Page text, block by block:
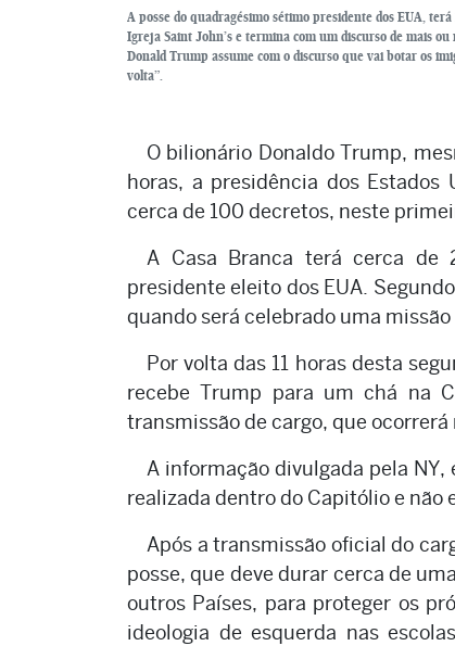
A posse do quadragésimo sétimo presidente dos EUA,
Igreja Saint John’s e termina com um discurso de mais
Donald Trump assume com o discurso que vai botar os
volta”.
O bilionário Donaldo Trump,
horas, a presidência dos Estados
cerca de 100 decretos, neste
A Casa Branca terá cerca de
presidente eleito dos EUA.
quando será celebrado uma missão
Por volta das 11 horas desta
recebe Trump para um chá na
transmissão de cargo, que
A informação divulgada pela
realizada dentro do Capitólio e não
Após a transmissão oficial do
posse, que deve durar cerca de
outros Países, para proteger os
ideologia de esquerda nas